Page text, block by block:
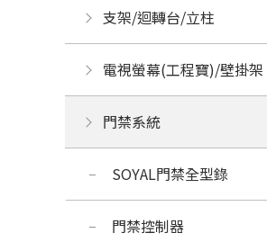
支架/迴轉台/立柱
電視螢幕(工程寶)/壁掛架
門禁系統
SOYAL門禁全型錄
門禁控制器